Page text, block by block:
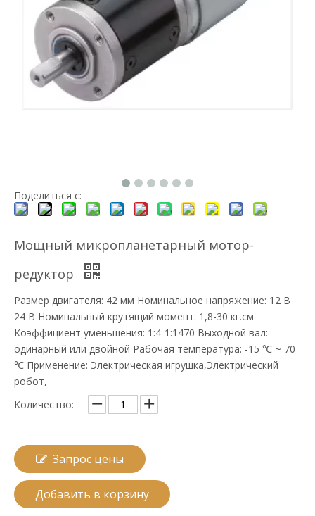
Поделиться с:
Мощный микропланетарный мотор-
редуктор
Размер двигателя: 42 мм Номинальное напряжение: 12 В
24 В Номинальный крутящий момент: 1,8-30 кг.см
Коэффициент уменьшения: 1:4-1:1470 Выходной вал:
одинарный или двойной Рабочая температура: -15 ℃ ~ 70
℃ Применение: Электрическая игрушка,Электрический
робот,
Количество:
Запрос цены
Добавить в корзину